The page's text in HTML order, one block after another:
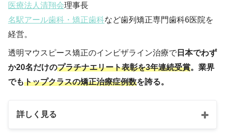
医療法人清翔会理事長
名駅アール歯科・矯正歯科など歯列矯正専門歯科6医院を
経営。
透明マウスピース矯正のインビザライン治療で 日本でわず
か20名だけのプラチナエリート表彰を3年連続受賞。業界
でもトップクラスの矯正治療症例数を誇る。
詳しく見る